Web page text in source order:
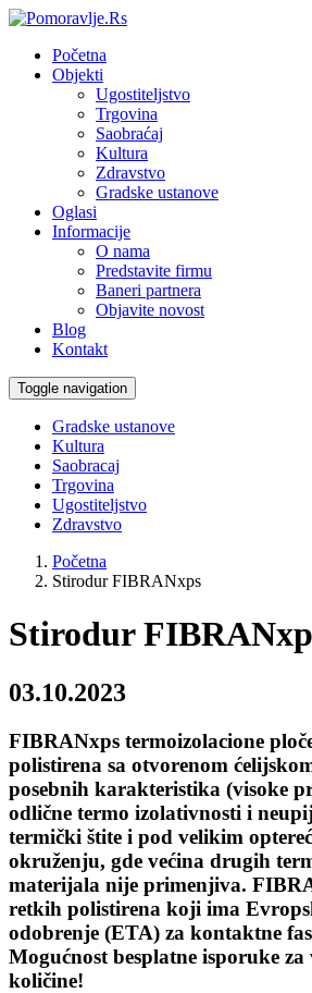
Početna
Objekti
Ugostiteljstvo
Trgovina
Saobraćaj
Kultura
Zdravstvo
Gradske ustanove
Oglasi
Informacije
O nama
Predstavite firmu
Baneri partnera
Objavite novost
Blog
Kontakt
Toggle navigation
Gradske ustanove
Kultura
Saobracaj
Trgovina
Ugostiteljstvo
Zdravstvo
Početna
Stirodur FIBRANxps
Stirodur
03.10.2023
FIBRANxps termoizolacione
polistirena sa otvorenom
posebnih karakteristika (visoke
odlične termo izolativnosti i
termički štite i pod velikim
okruženju, gde većina drugih
materijala nije primenjiva.
retkih polistirena koji ima
odobrenje (ETA) za kontaktne
Mogućnost besplatne isporuke za
količine!